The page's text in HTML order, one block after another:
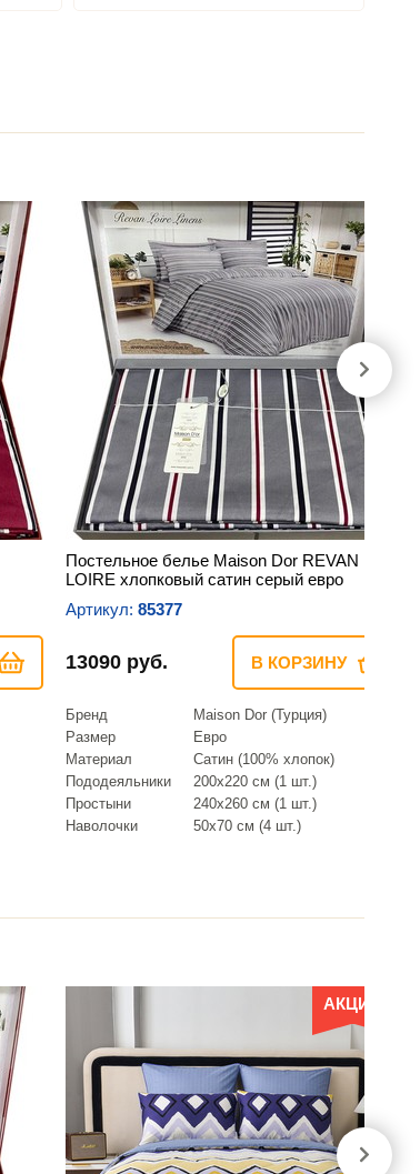
Постельное белье Maison Dor REVAN
LOIRE хлопковый сатин серый евро
Артикул: 85377
13090 руб. В КОРЗИНУ
Бренд
Maison Dor (Турция)
Размер
Евро
Материал
Сатин (100% хлопок)
Пододеяльники
200х220 см (1 шт.)
Простыни
240х260 см (1 шт.)
Наволочки
50х70 см (4 шт.)
АКЦИЯ